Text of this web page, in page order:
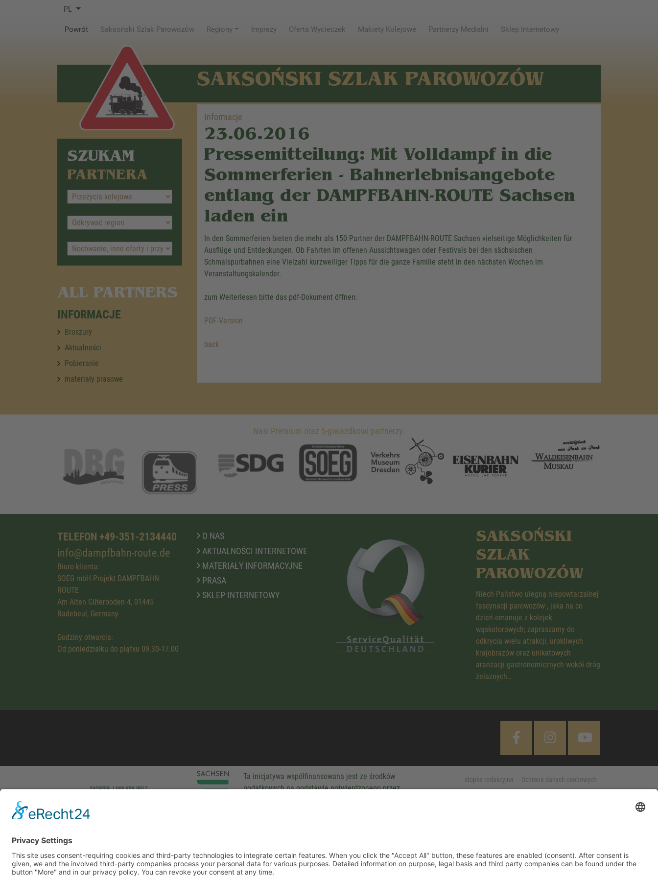
PL
Powrót (current)
Saksoński Szlak Parowozów Regiony Imprezy Oferta Wycieczek Makiety Kolejowe Partnerzy Medialni Sklep Internetowy
SAKSOŃSKI SZLAK PAROWOZÓW
SZUKAM
PARTNERA
ALL PARTNERS
INFORMACJE
Broszury
Aktualności
Pobieranie
materiały prasowe
Informacje
23.06.2016
Pressemitteilung: Mit Volldampf in die
Sommerferien - Bahnerlebnisangebote
entlang der DAMPFBAHN-ROUTE Sachsen
laden ein
In den Sommerferien bieten die mehr als 150 Partner der DAMPFBAHN-ROUTE Sachsen vielseitige Möglichkeiten für
Ausflüge und Entdeckungen. Ob Fahrten im offenen Aussichtswagen oder Festivals bei den sächsischen
Schmalspurbahnen eine Vielzahl kurzweiliger Tipps für die ganze Familie steht in den nächsten Wochen im
Veranstaltungskalender.
zum Weiterlesen bitte das pdf-Dokument öffnen:
PDF-Version
back
Nasi Premium oraz 5-gwiazdkowi partnerzy.
TELEFON +49-351-2134440
info@dampfbahn-route.de
Biuro klienta:
SOEG mbH Projekt DAMPFBAHN-
ROUTE
Am Alten Güterboden 4, 01445
Radebeul, Germany
Godziny otwarcia:
Od poniedziałku do piątku 09.30-17.00
O NAS
AKTUALNOŚCI INTERNETOWE
MATERIAŁY INFORMACYJNE
PRASA
SKLEP INTERNETOWY
SAKSOŃSKI
SZLAK
PAROWOZÓW
Niech Państwo ulegną niepowtarzalnej
fascynacji parowozów , jaka na co
dzień emanuje z kolejek
wąskotorowych; zapraszamy do
odkrycia wielu atrakcji, urokliwych
krajobrazów oraz unikatowych
aranżacji gastronomicznych wokół dróg
żelaznych…
Ta inicjatywa współfinansowana jest ze środków
podatkowych na podstawie potwierdzonego przez
stopka redakcyjna Ochrona danych osobowych
This site uses consent-requiring cookies and third-party technologies to integrate certain features. When you click the "Accept All" button, these features are enabled (consent). After
consent is given, we and the involved third-party companies process your personal data for various purposes. Detailed information on purpose, legal basis and third party companies
can be found under the button "More" and in our privacy policy. You can revoke your consent at any time.